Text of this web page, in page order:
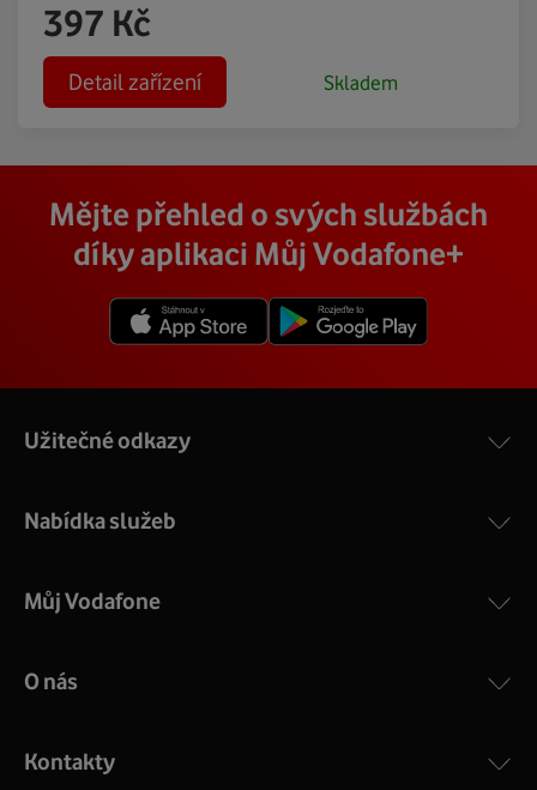
397 Kč
Detail zařízení Skladem
Mějte přehled o svých službách
díky aplikaci Můj Vodafone+
Užitečné odkazy
Nabídka služeb
Můj Vodafone
O nás
Kontakty